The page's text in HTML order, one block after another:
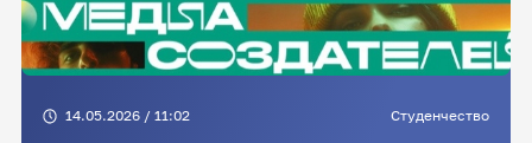
14.05.2026 / 11:02 Студенчество